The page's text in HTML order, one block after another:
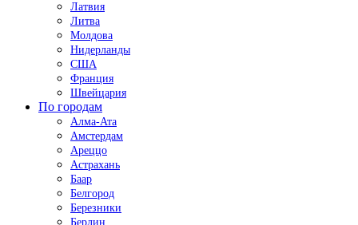
Латвия
Литва
Молдова
Нидерланды
США
Франция
Швейцария
По городам
Алма-Ата
Амстердам
Ареццо
Астрахань
Баар
Белгород
Березники
Берлин